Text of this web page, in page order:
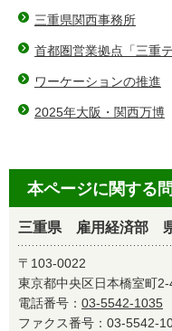
三重県関西事務所
首都圏営業拠点「三重テ
ワーケーションの推進
2025年大阪・関西万博
本ページに関する
三重県 雇用経済部
〒103-0022
東京都中央区日本橋室町
電話番号： 03-5542-1035
ファクス番号：03-5542-